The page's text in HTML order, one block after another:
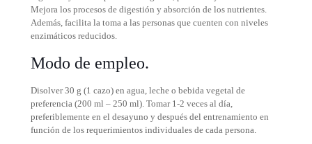
Mejora los procesos de digestión y absorción de los nutrientes.
Además, facilita la toma a las personas que cuenten con niveles
enzimáticos reducidos.
Modo de empleo.
Disolver 30 g (1 cazo) en agua, leche o bebida vegetal de
preferencia (200 ml – 250 ml). Tomar 1-2 veces al día,
preferiblemente en el desayuno y después del entrenamiento en
función de los requerimientos individuales de cada persona.